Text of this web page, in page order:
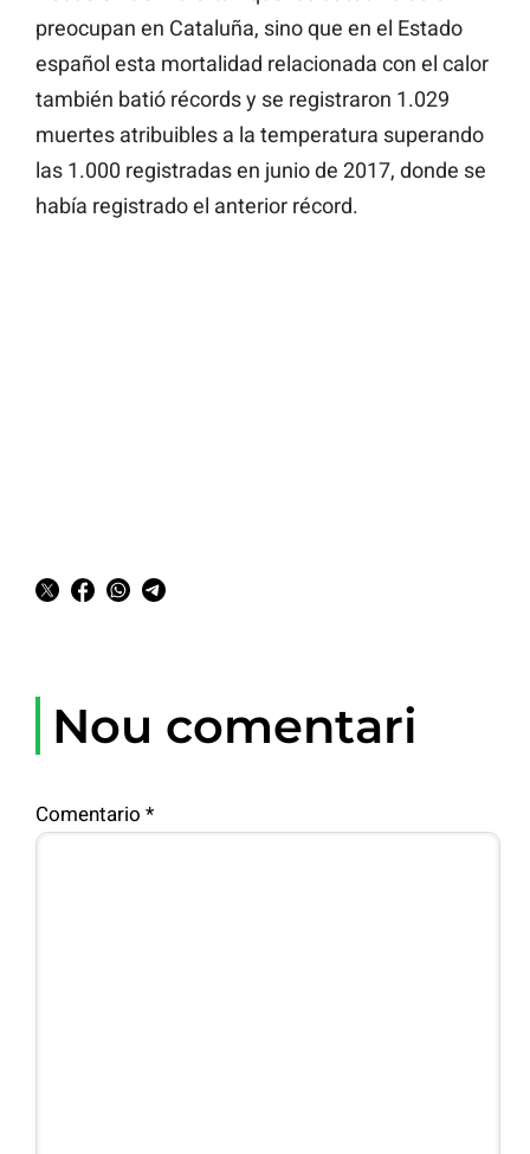
preocupan en Cataluña, sino que en el Estado
español esta mortalidad relacionada con el calor
también batió récords y se registraron 1.029
muertes atribuibles a la temperatura superando
las 1.000 registradas en junio de 2017, donde se
había registrado el anterior récord.
Nou comentari
Comentario *